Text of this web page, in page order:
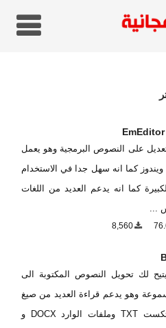
على النصوص البرمجية وهو يعمل
كما انه سهل جدا في الاستخدام
كما انه يدعم العديد من اللغات
...
8,560
يتيح لك تحويل النصوص المكتوبة الى
وهو يدعم قراءة العديد من صيغ
الملفات النصية مثل التكست TXT وملفات الوارد DOCX و